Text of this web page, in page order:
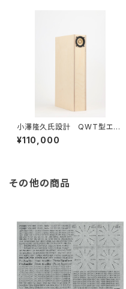
小澤隆久氏設計 QWT型エン
クロージャースピーカー部品セ
ット「MJYSP-1」（ヤマハ9cmフ
¥110,000
その他の商品